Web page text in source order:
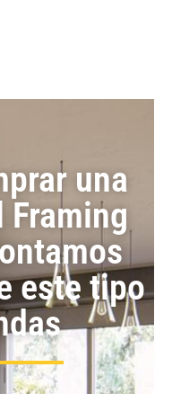
una
Framing
este tipo